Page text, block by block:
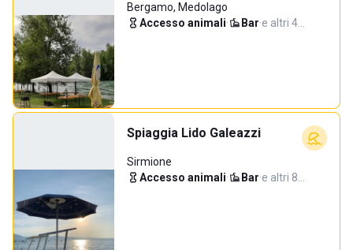
Bergamo, Medolago
Accesso animali· Bar·e altri 4…
Spiaggia Lido Galeazzi
Sirmione
Accesso animali· Bar·e altri 8…